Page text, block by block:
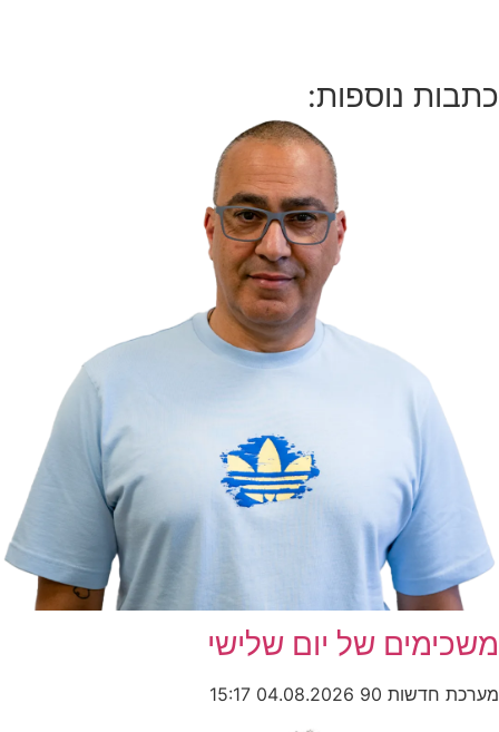
כתבות נוספות:
משכימים של יום שלישי
מערכת חדשות 90 04.08.2026
15:17